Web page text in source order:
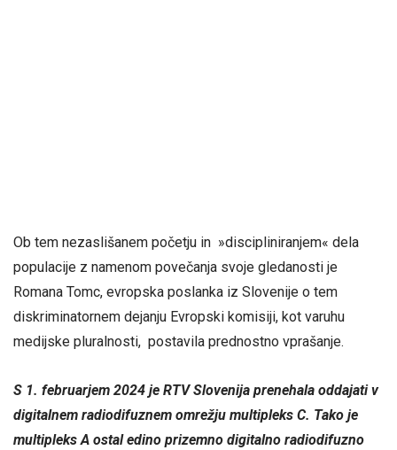
Ob tem nezaslišanem početju in »discipliniranjem« dela
populacije z namenom povečanja svoje gledanosti je
Romana Tomc, evropska poslanka iz Slovenije o tem
diskriminatornem dejanju Evropski komisiji, kot varuhu
medijske pluralnosti, postavila prednostno vprašanje.
S 1. februarjem 2024 je RTV Slovenija prenehala oddajati v
digitalnem radiodifuznem omrežju multipleks C. Tako je
multipleks A ostal edino prizemno digitalno radiodifuzno